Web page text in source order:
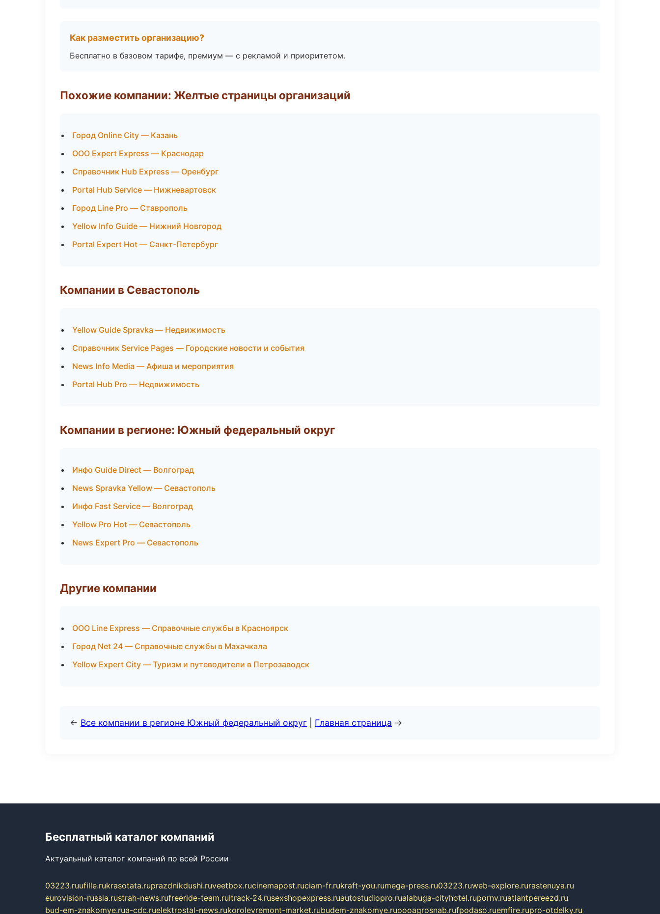
Как разместить организацию?
Бесплатно в базовом тарифе, премиум — с рекламой и приоритетом.
Похожие компании: Желтые страницы организаций
Город Online City — Казань
ООО Expert Express — Краснодар
Справочник Hub Express — Оренбург
Portal Hub Service — Нижневартовск
Город Line Pro — Ставрополь
Yellow Info Guide — Нижний Новгород
Portal Expert Hot — Санкт-Петербург
Компании в Севастополь
Yellow Guide Spravka — Недвижимость
Справочник Service Pages — Городские новости и события
News Info Media — Афиша и мероприятия
Portal Hub Pro — Недвижимость
Компании в регионе: Южный федеральный округ
Инфо Guide Direct — Волгоград
News Spravka Yellow — Севастополь
Инфо Fast Service — Волгоград
Yellow Pro Hot — Севастополь
News Expert Pro — Севастополь
Другие компании
ООО Line Express — Справочные службы в Красноярск
Город Net 24 — Справочные службы в Махачкала
Yellow Expert City — Туризм и путеводители в Петрозаводск
← Все компании в регионе Южный федеральный округ Главная страница →
Бесплатный каталог компаний
Актуальный каталог компаний по всей России
03223.ruufille.rukrasotata.ruprazdnikdushi.ruveetbox.rucinemapost.ruciam-fr.rukraft-you.rumega-press.ru03223.ruweb-explore.rurastenuya.ru
eurovision-russia.rustrah-news.rufreeride-team.ruitrack-24.rusexshopexpress.ruautostudiopro.rualabuga-cityhotel.rupornv.ruatlantpereezd.ru
bud-em-znakomye.rua-cdc.ruelektrostal-news.rukorolevremont-market.rubudem-znakomye.ruoooagrosnab.rufpodaso.ruemfire.rupro-otdelky.ru